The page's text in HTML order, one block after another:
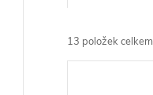
a
z
13 položek celkem